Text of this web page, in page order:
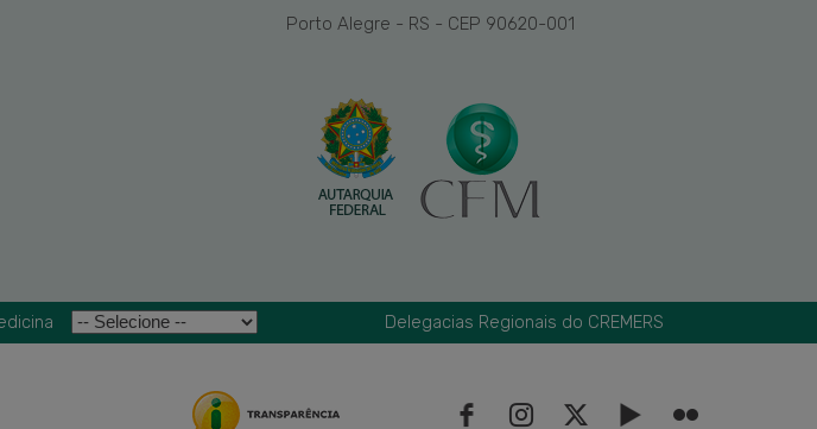
Porto Alegre - RS - CEP 90620-001
Delegacias Regionais do CREMERS